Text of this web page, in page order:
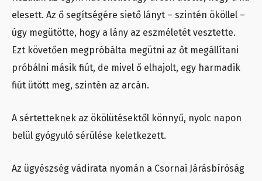
elesett. Az ő segítségére siető lányt – szintén ököllel –
úgy megütötte, hogy a lány az eszméletét vesztette.
Ezt követően megpróbálta megütni az őt megállítani
próbálni másik fiút, de mivel ő elhajolt, egy harmadik
fiút ütött meg, szintén az arcán.
A sértetteknek az ökölütésektől könnyű, nyolc napon
belül gyógyuló sérülése keletkezett.
Az ügyészség vádirata nyomán a Csornai Járásbíróság